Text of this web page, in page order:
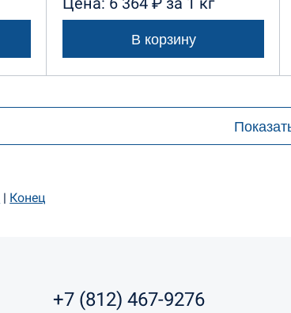
В корзину
| Конец
+7 (812) 467-9276